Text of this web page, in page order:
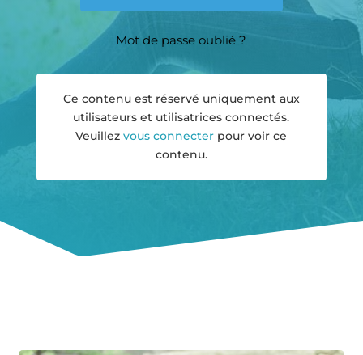
Mot de passe oublié ?
Ce contenu est réservé uniquement aux
utilisateurs et utilisatrices connectés.
Veuillezvous connecter pour voir ce
contenu.